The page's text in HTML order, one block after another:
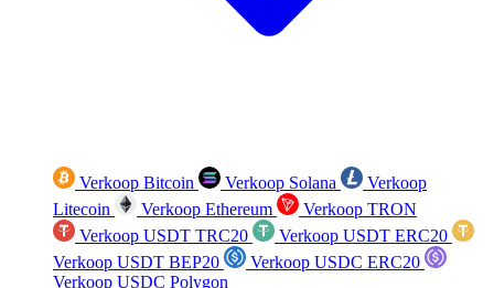
Verkoop Bitcoin Verkoop Solana
Verkoop
Litecoin
Verkoop Ethereum
Verkoop TRON
Verkoop USDT TRC20
Verkoop USDT ERC20
Verkoop USDT BEP20
Verkoop USDC ERC20
Verkoop USDC Polygon